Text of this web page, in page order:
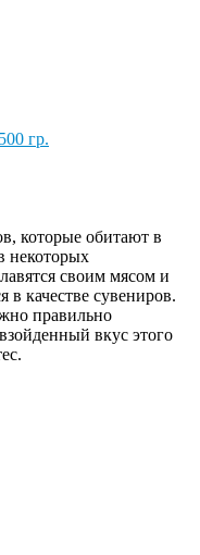
гр.
которые обитают в
некоторых
своим мясом и
в качестве сувениров.
правильно
вкус этого